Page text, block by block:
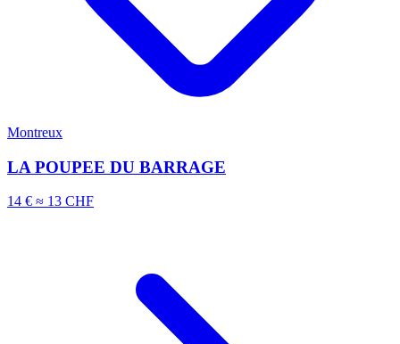
Montreux
LA POUPEE DU BARRAGE
14 € ≈ 13 CHF